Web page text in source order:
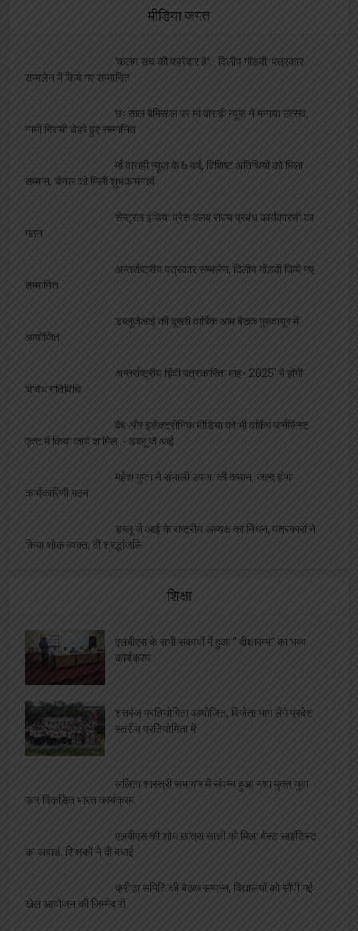
मीडिया जगत
‘कलम सच की पहरेदार है’:- दिलीप गोंडवी, पत्रकार
सम्मलेन में किये गए सम्मानित
छः साल बेमिसाल पर मां वाराही न्यूज ने मनाया उत्सव,
नामी गिरामी चेहरे हुए सम्मानित
माँ वाराही न्यूज़ के 6 वर्ष, विशिष्ट अतिथियों को मिला
सम्मान, चैनल को मिली शुभकामनायें
सेन्ट्रल इंडिया प्रेस क्लब राज्य प्रबंध कार्यकारणी का
गठन
अन्तर्राष्ट्रीय पत्रकार सम्मलेन, दिलीप गोंडवी किये गए
सम्मानित
डब्लूजेआई की दूसरी वार्षिक आम बैठक गुरुवायूर में
आयोजित
अन्तर्राष्ट्रीय हिंदी पत्रकारिता माह- 2025′ में होंगी
विविध गतिविधि
वेब और इलेक्ट्रोनिक मीडिया को भी वर्किंग जर्नलिस्ट
एक्ट में किया जाये शामिल :- डब्लू जे आई
महेश गुप्ता ने संभाली उपजा की कमान, जल्द होगा
कार्यकारिणी गठन
डब्लू जे आई के राष्ट्रीय अध्यक्ष का निधन, पत्रकारों ने
किया शोक व्यक्त, दी श्रद्धांजलि
शिक्षा
एलबीएस के सभी संकायों में हुआ ” दीक्षारम्भ” का भव्य
कार्यक्रम
शतरंज प्रतियोगिता आयोजित, विजेता भाग लेंगे प्रदेश
स्तरीय प्रतियोगिता में
ललिता शास्त्री सभागार में संपन्न हुआ नशा मुक्त युवा
फार विकसित भारत कार्यक्रम
एलबीएस की शोध छात्रा साक्षी को मिला बेस्ट साइंटिस्ट
का अवार्ड, शिक्षकों ने दी बधाई
क्रीड़ा समिति की बैठक सम्पन्न, विद्यालयों को सौंपी गई
खेल आयोजन की जिम्मेदारी